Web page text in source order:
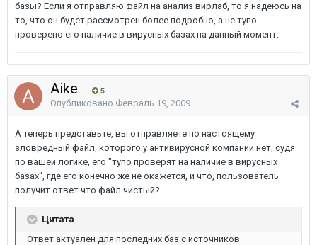
базы? Если я отправляю файл на анализ вирлаб, то я надеюсь на
то, что он будет рассмотрен более подробно, а не тупо
проверено его наличие в вирусных базах на данный момент.
Aike 5
Опубликовано Февраль 19, 2009
А теперь представьте, вы отправляете по настоящему
зловредный файл, которого у антивирусной компании нет, судя
по вашей логике, его "тупо проверят на наличие в вирусных
базах", где его конечно же не окажется, и что, пользователь
получит ответ что файл чистый?
Цитата
Ответ актуален для последних баз с источников